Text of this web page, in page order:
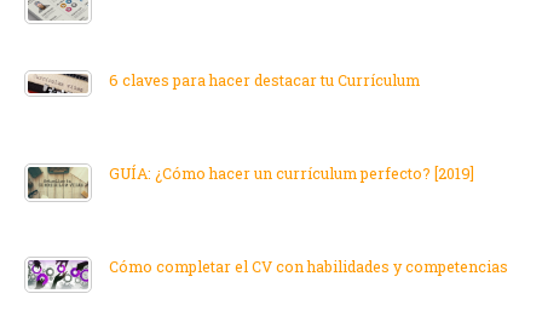
6 claves para hacer destacar tu Currículum
GUÍA: ¿Cómo hacer un currículum perfecto? [2019]
Cómo completar el CV con habilidades y competencias